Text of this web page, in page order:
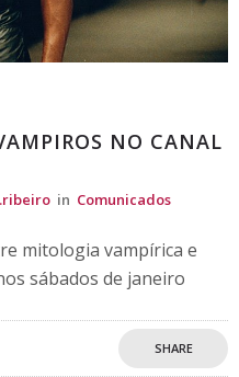
NO CANAL
in Comunicados
mitologia vampírica e
sábados de janeiro
SHARE